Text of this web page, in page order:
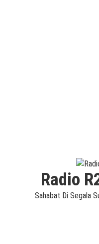
Radio
Sahabat Di Segala